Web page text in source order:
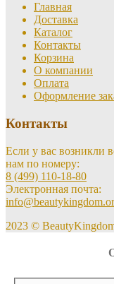
Главная
Доставка
Каталог
Контакты
Корзина
О компании
Оплата
Оформление
Контакты
Если у вас возникли
нам по номеру:
8 (499) 110-18-80
Электронная почта:
2023 ©